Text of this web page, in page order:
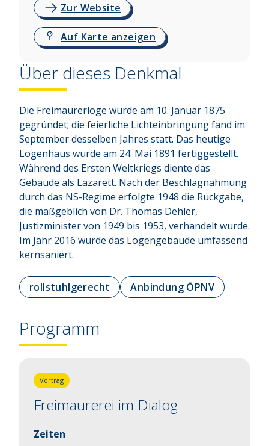
Zur Website
Auf Karte anzeigen
Über dieses Denkmal
Die Freimaurerloge wurde am 10. Januar 1875
gegründet; die feierliche Lichteinbringung fand im
September desselben Jahres statt. Das heutige
Logenhaus wurde am 24. Mai 1891 fertiggestellt.
Während des Ersten Weltkriegs diente das
Gebäude als Lazarett. Nach der Beschlagnahmung
durch das NS-Regime erfolgte 1948 die Rückgabe,
die maßgeblich von Dr. Thomas Dehler,
Justizminister von 1949 bis 1953, verhandelt wurde.
Im Jahr 2016 wurde das Logengebäude umfassend
kernsaniert.
rollstuhlgerecht Anbindung ÖPNV
Programm
Vortrag
Freimaurerei im Dialog
Zeiten